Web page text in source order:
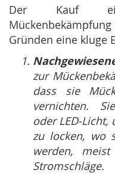
Der Kauf
Gründen eine kluge
zur
dass sie
vernichten.
oder LED-
zu locken, wo
werden,
Stromschläge.